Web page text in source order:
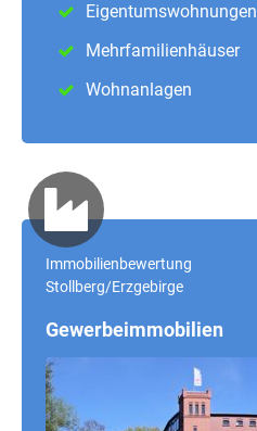
Eigentumswohnungen
Mehrfamilienhäuser
Wohnanlagen
Immobilienbewertung
Stollberg/Erzgebirge
Gewerbeimmobilien